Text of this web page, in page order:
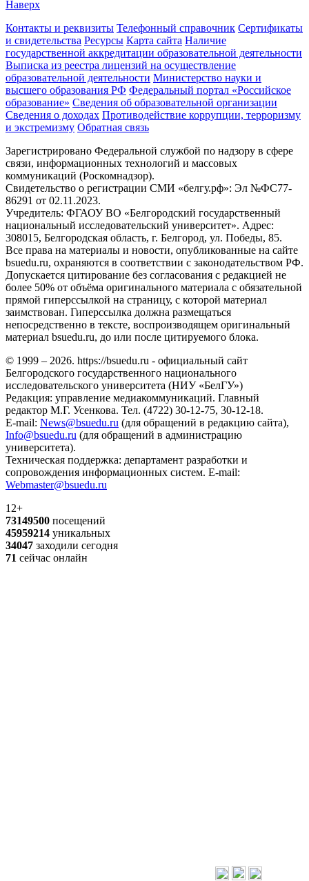
Наверх
Контакты и реквизиты Телефонный справочник Сертификаты
и свидетельства Ресурсы Карта сайта Наличие
государственной аккредитации образовательной деятельности
Выписка из реестра лицензий на осуществление
образовательной деятельности Министерствo науки и
высшего образования РФ Федеральный портал «Российское
образование» Сведения об образовательной организации
Сведения о доходах Противодействие коррупции, терроризму
и экстремизму Обратная связь
Зарегистрировано Федеральной службой по надзору в сфере
связи, информационных технологий и массовых
коммуникаций (Роскомнадзор).
Свидетельство о регистрации СМИ «белгу.рф»: Эл №ФС77-
86291 от 02.11.2023.
Учредитель: ФГАОУ ВО «Белгородский государственный
национальный исследовательский университет». Адрес:
308015, Белгородская область, г. Белгород, ул. Победы, 85.
Все права на материалы и новости, опубликованные на сайте
bsuedu.ru, охраняются в соответствии с законодательством РФ.
Допускается цитирование без согласования с редакцией не
более 50% от объёма оригинального материала с обязательной
прямой гиперссылкой на страницу, с которой материал
заимствован. Гиперссылка должна размещаться
непосредственно в тексте, воспроизводящем оригинальный
материал bsuedu.ru, до или после цитируемого блока.
© 1999 – 2026. https://bsuedu.ru - официальный сайт
Белгородского государственного национального
исследовательского университета (НИУ «БелГУ»)
Редакция: управление медиакоммуникаций. Главный
редактор М.Г. Усенкова. Тел. (4722) 30-12-75, 30-12-18.
E-mail: News@bsuedu.ru (для обращений в редакцию сайта),
Info@bsuedu.ru (для обращений в администрацию
университета).
Техническая поддержка: департамент разработки и
сопровождения информационных систем. E-mail:
Webmaster@bsuedu.ru
12+
73149500 посещений
45959214 уникальных
34047 заходили сегодня
71 сейчас онлайн